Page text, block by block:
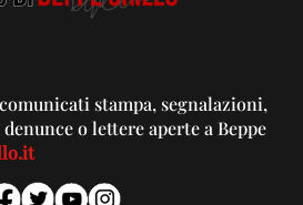
stampa, segnalazioni,
o lettere aperte a Beppe